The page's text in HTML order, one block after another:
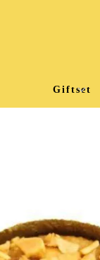
Giftset